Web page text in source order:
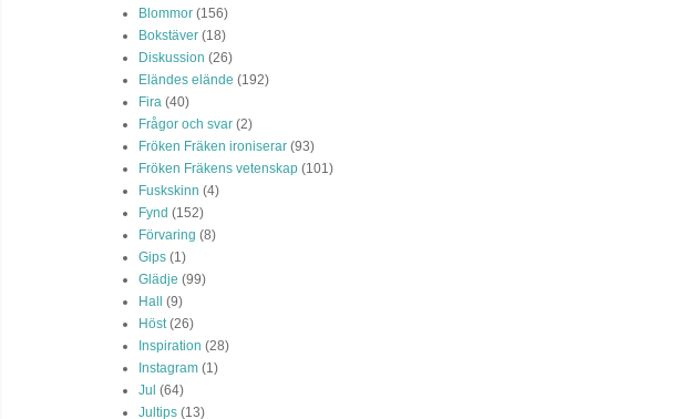
Blommor (156)
Bokstäver (18)
Diskussion (26)
Eländes elände (192)
Fira (40)
Frågor och svar (2)
Fröken Fräken ironiserar (93)
Fröken Fräkens vetenskap (101)
Fuskskinn (4)
Fynd (152)
Förvaring (8)
Gips (1)
Glädje (99)
Hall
(9)
Höst (26)
Inspiration (28)
Instagram (1)
Jul (64)
Jultips (13)